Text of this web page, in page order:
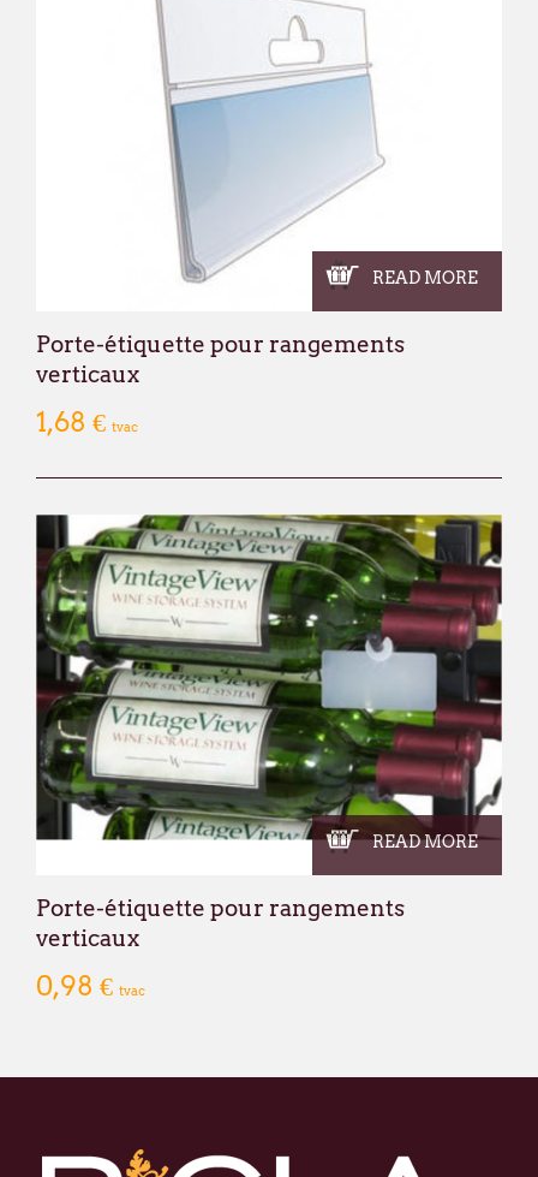
READ MORE
Porte-étiquette pour rangements
verticaux
1,68 € tvac
READ MORE
Porte-étiquette pour rangements
verticaux
0,98 € tvac